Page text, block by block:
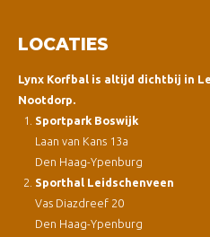
LOCATIES
Lynx Korfbal is altijd dichtbij in
Nootdorp.
Sportpark Boswijk
Laan van Kans 13a
Den Haag-Ypenburg
Sporthal Leidschenveen
Vas Diazdreef 20
Den Haag-Ypenburg